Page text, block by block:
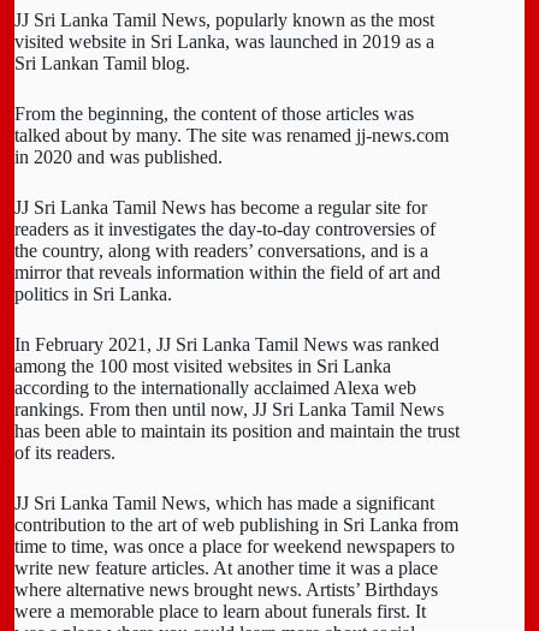
JJ Sri Lanka Tamil News, popularly known as the most
visited website in Sri Lanka, was launched in 2019 as a
Sri Lankan Tamil blog.
From the beginning, the content of those articles was
talked about by many. The site was renamed jj-news.com
in 2020 and was published.
JJ Sri Lanka Tamil News has become a regular site for
readers as it investigates the day-to-day controversies of
the country, along with readers’ conversations, and is a
mirror that reveals information within the field of art and
politics in Sri Lanka.
In February 2021, JJ Sri Lanka Tamil News was ranked
among the 100 most visited websites in Sri Lanka
according to the internationally acclaimed Alexa web
rankings. From then until now, JJ Sri Lanka Tamil News
has been able to maintain its position and maintain the trust
of its readers.
JJ Sri Lanka Tamil News, which has made a significant
contribution to the art of web publishing in Sri Lanka from
time to time, was once a place for weekend newspapers to
write new feature articles. At another time it was a place
where alternative news brought news. Artists’ Birthdays
were a memorable place to learn about funerals first. It